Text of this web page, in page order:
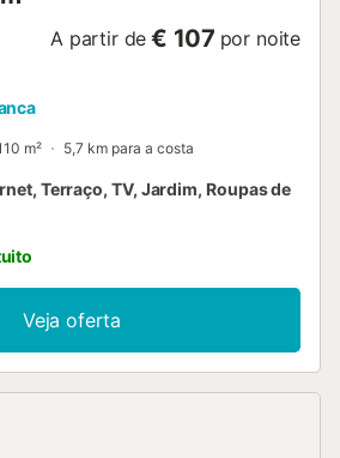
A partir de € 107 por noite
m² 5,7 km para a costa
Terraço, TV, Jardim, Roupas de
Veja oferta